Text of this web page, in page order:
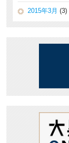
2015年3月 (3)